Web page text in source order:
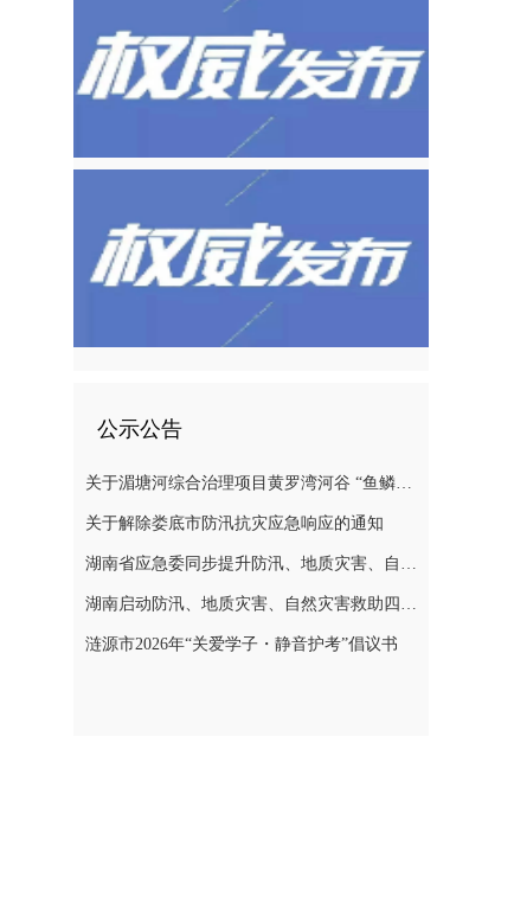
公示公告
关于湄塘河综合治理项目黄罗湾河谷 “鱼鳞坝”区域不对外开放的公告
关于解除娄底市防汛抗灾应急响应的通知
湖南省应急委同步提升防汛、地质灾害、自然灾害救助应急响应至三级
湖南启动防汛、地质灾害、自然灾害救助四级应急响应
涟源市2026年“关爱学子・静音护考”倡议书